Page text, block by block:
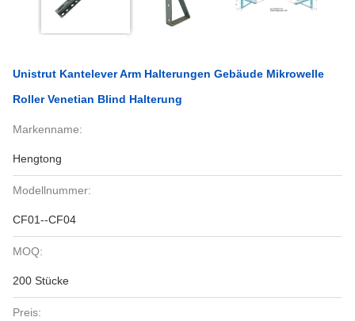
Unistrut Kantelever Arm Halterungen Gebäude Mikrowelle
Roller Venetian Blind Halterung
Markenname:
Hengtong
Modellnummer:
CF01--CF04
MOQ:
200 Stücke
Preis: